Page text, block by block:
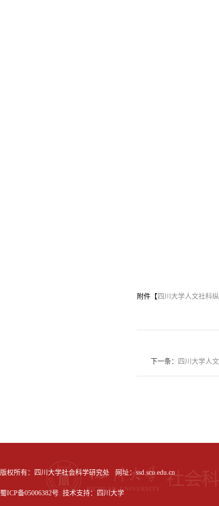
附件【 四川大学人文社科
下一条： 四川大学人
版权所有：四川大学社会科学研究处 网址：ssd.scu.edu.cn
蜀ICP备05006382号 技术支持：四川大学